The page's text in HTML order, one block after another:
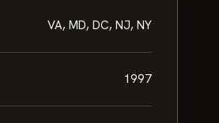
VA, MD, DC, NJ, NY
1997